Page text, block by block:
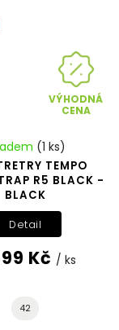
VÝHODNÁ
CENA
TEMPO
R5 BLACK -
BLACK
(1 ks)
Kč / ks
Detail
42